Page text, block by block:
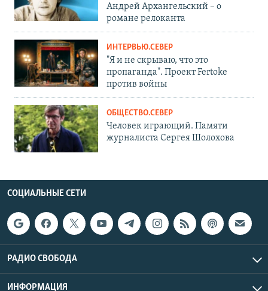
Андрей Архангельский – о
романе релоканта
ИНТЕРВЬЮ.СЕВЕР
"Я и не скрываю, что это
пропаганда". Проект Fertoke
против войны
ОБЩЕСТВО.СЕВЕР
Человек играющий. Памяти
журналиста Сергея Шолохова
СОЦИАЛЬНЫЕ СЕТИ
РАДИО СВОБОДА
ИНФОРМАЦИЯ